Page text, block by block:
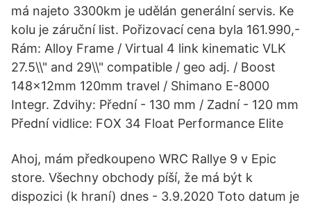
má najeto 3300km je udělán generální servis. Ke
kolu je záruční list. Pořizovací cena byla 161.990,-
Rám: Alloy Frame / Virtual 4 link kinematic VLK
27.5\\" and 29\\" compatible / geo adj. / Boost
148x12mm 120mm travel / Shimano E-8000
Integr. Zdvihy: Přední - 130 mm / Zadní - 120 mm
Přední vidlice: FOX 34 Float Performance Elite
Ahoj, mám předkoupeno WRC Rallye 9 v Epic
store. Všechny obchody píší, že má být k
dispozici (k hraní) dnes - 3.9.2020 Toto datum je